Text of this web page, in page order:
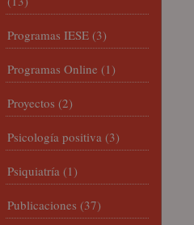
Programas IESE (3)
Programas Online (1)
Proyectos (2)
Psicología positiva (3)
Psiquiatría (1)
Publicaciones (37)